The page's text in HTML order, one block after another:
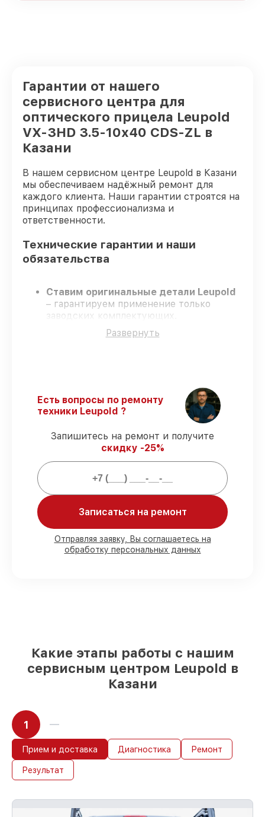
Гарантии от нашего
сервисного центра для
оптического прицела Leupold
VX-3HD 3.5-10x40 CDS-ZL в
Казани
В нашем сервисном центре Leupold в Казани
мы обеспечиваем надёжный ремонт для
каждого клиента. Наши гарантии строятся на
принципах профессионализма и
ответственности.
Технические гарантии и наши
обязательства
Ставим оригинальные детали Leupold
– гарантируем применение только
заводских комплектующих.
Опытные инженеры
постоянное обучение, что гарантирует
3.5-10x40 CDS-ZL в оговоренные сроки.
Гарантийное сопровождение – все
работы и запчасти защищены сервисной
Мы гарантируем:
80%
ремонтов закрываем в присутствии
деталей Leupold готовы к установке
в Казани, остальные поступают
оперативно
Фирменные детали Leupold и
Развернуть
Есть вопросы по ремонту
техники Leupold ?
Запишитесь на ремонт и получите
скидку -25%
Записаться на ремонт
Отправляя заявку, Вы соглашаетесь на
обработку персональных данных
Какие этапы работы с нашим
сервисным центром Leupold в
Казани
1
Прием и доставка Диагностика Ремонт
Результат